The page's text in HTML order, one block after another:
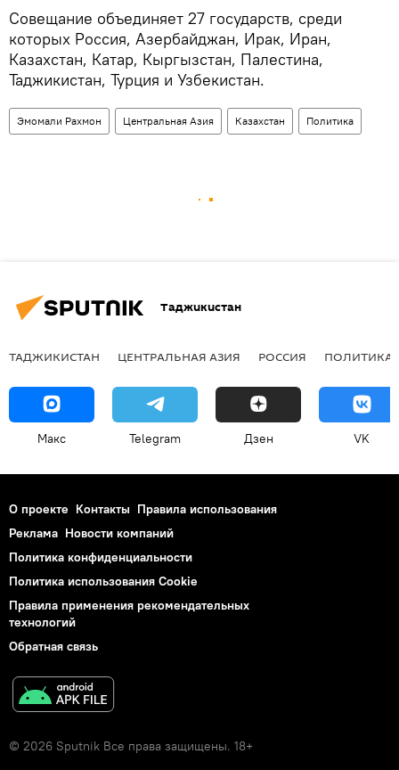
Совещание объединяет 27 государств, среди
которых Россия, Азербайджан, Ирак, Иран,
Казахстан, Катар, Кыргызстан, Палестина,
Таджикистан, Турция и Узбекистан.
Эмомали Рахмон Центральная Азия Казахстан Политика
Таджикистан
ТАДЖИКИСТАН ЦЕНТРАЛЬНАЯ АЗИЯ РОССИЯ ПОЛИТИКА
Макс Telegram Дзен VK
О проекте Контакты Правила использования
Реклама Новости компаний
Политика конфиденциальности
Политика использования Cookie
Правила применения рекомендательных
технологий
Обратная связь
© 2026 Sputnik Все права защищены. 18+